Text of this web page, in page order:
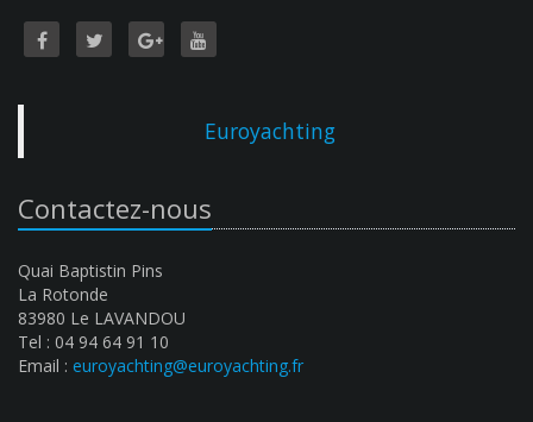
Euroyachting
Contactez-nous
Quai Baptistin Pins
La Rotonde
83980 Le LAVANDOU
Tel : 04 94 64 91 10
Email : euroyachting@euroyachting.fr